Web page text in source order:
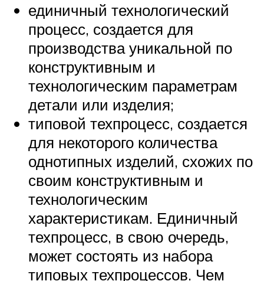
единичный технологический
процесс, создается для
производства уникальной по
конструктивным и
технологическим параметрам
детали или изделия;
типовой техпроцесс, создается
для некоторого количества
однотипных изделий, схожих по
своим конструктивным и
технологическим
характеристикам. Единичный
техпроцесс, в свою очередь,
может состоять из набора
типовых техпроцессов. Чем